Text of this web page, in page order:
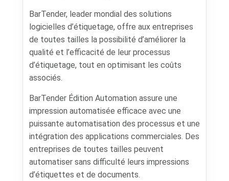
BarTender, leader mondial des solutions
logicielles d’étiquetage, offre aux entreprises
de toutes tailles la possibilité d’améliorer la
qualité et l’efficacité de leur processus
d’étiquetage, tout en optimisant les coûts
associés.
BarTender Édition Automation assure une
impression automatisée efficace avec une
puissante automatisation des processus et une
intégration des applications commerciales. Des
entreprises de toutes tailles peuvent
automatiser sans difficulté leurs impressions
d’étiquettes et de documents.